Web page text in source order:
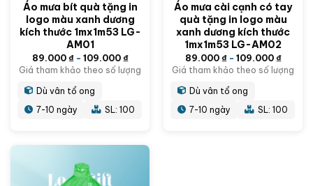
Áo mưa bít quà tặng in
logo màu xanh dương
kích thước 1mx1m53 LG-
AM01
89.000 ₫- 109.000 ₫
Giá tham khảo theo số lượng
Dù vân tổ ong
7-10 ngày
SL: 100
Áo mưa cài cạnh có tay
quà tặng in logo màu
xanh dương kích thước
1mx1m53 LG-AM02
89.000 ₫- 109.000 ₫
Giá tham khảo theo số lượng
Dù vân tổ ong
7-10 ngày
SL: 100